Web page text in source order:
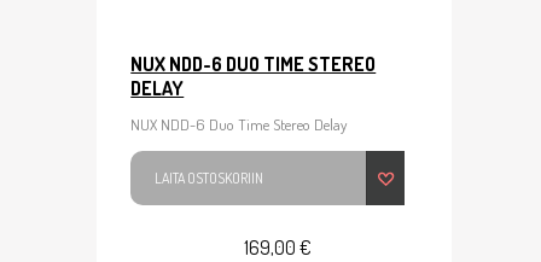
NUX NDD-6 DUO TIME STEREO
DELAY
NUX NDD-6 Duo Time Stereo Delay
LAITA OSTOSKORIIN
169,00 €